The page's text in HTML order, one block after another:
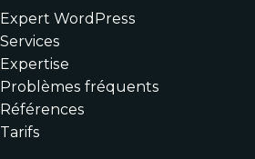
Expert WordPress
Services
Expertise
Problèmes fréquents
Références
Tarifs